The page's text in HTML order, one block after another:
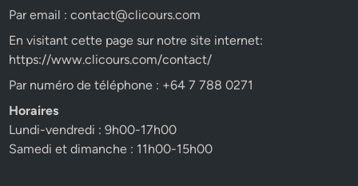
Par email :contact@clicours.com
En visitant cette page sur notre site internet:
https://www.clicours.com/contact/
Par numéro de téléphone : +64 7 788 0271
Horaires
Lundi-vendredi : 9h00-17h00
Samedi et dimanche : 11h00-15h00